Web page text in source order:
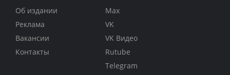
Об издании
Реклама
Вакансии
Контакты
Max
VK
VK Видео
Rutube
Telegram